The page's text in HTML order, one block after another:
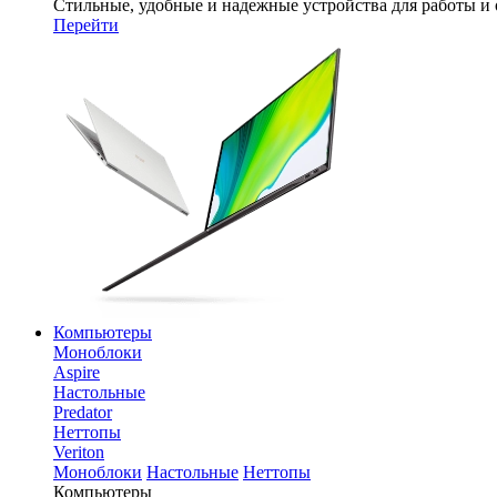
Стильные, удобные и надежные устройства для работы и
Перейти
Компьютеры
Моноблоки
Aspire
Настольные
Predator
Неттопы
Veriton
Моноблоки Настольные Неттопы
Компьютеры